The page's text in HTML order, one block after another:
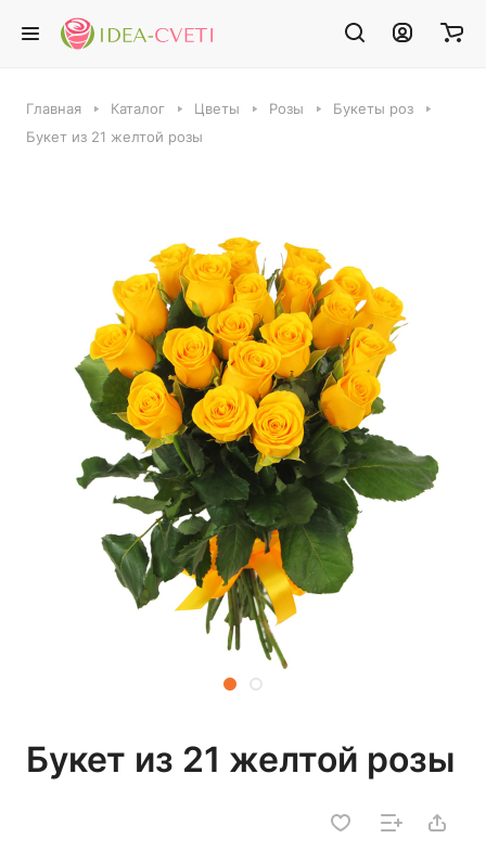
Главная Каталог Цветы Розы
Букеты роз
Букет из 21 желтой розы
Букет из 21 желтой розы